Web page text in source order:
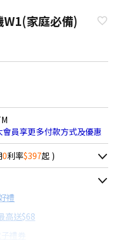
W1(家庭必備)
員享更多付款方式及優惠
0利率$397起 )
顯示為主
配合銀行/業者
禮
高送$68
禮券